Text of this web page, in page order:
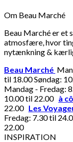
Om Beau Marché
Beau Marché er et
atmosfære, hvor
nytænkning &
Beau Marché
til 18.00 Søndag:
Mandag - Fredag:
10.00 til 22.00 à
22.00 Les
Fredag: 7.30 til
22.00
INSPIRATION